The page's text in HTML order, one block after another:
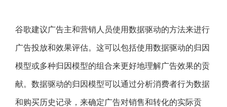
谷歌建议广告主和营销人员使用数据驱动的方法来进行
广告投放和效果评估。这可以包括使用数据驱动的归因
模型或多种归因模型的组合来更好地理解广告效果的贡
献。数据驱动的归因模型可以通过分析消费者行为数据
和购买历史记录，来确定广告对销售和转化的实际贡